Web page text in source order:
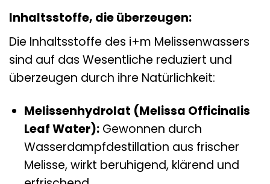
Inhaltsstoffe, die überzeugen:
Die Inhaltsstoffe des i+m Melissenwassers
sind auf das Wesentliche reduziert und
überzeugen durch ihre Natürlichkeit:
Melissenhydrolat (Melissa Officinalis
Leaf Water):Gewonnen durch
Wasserdampfdestillation aus frischer
Melisse, wirkt beruhigend, klärend und